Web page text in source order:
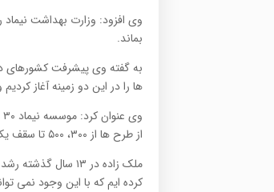
بماند.
به گفته وی پیشرفت کشورهای
ها را در این دو زمینه آغاز
از طرح ها از ۳۰۰، ۵۰۰ تا سقف یک میلیارد است.
ملک زاده در ۱۳
کرده ایم که با این وجود نمی